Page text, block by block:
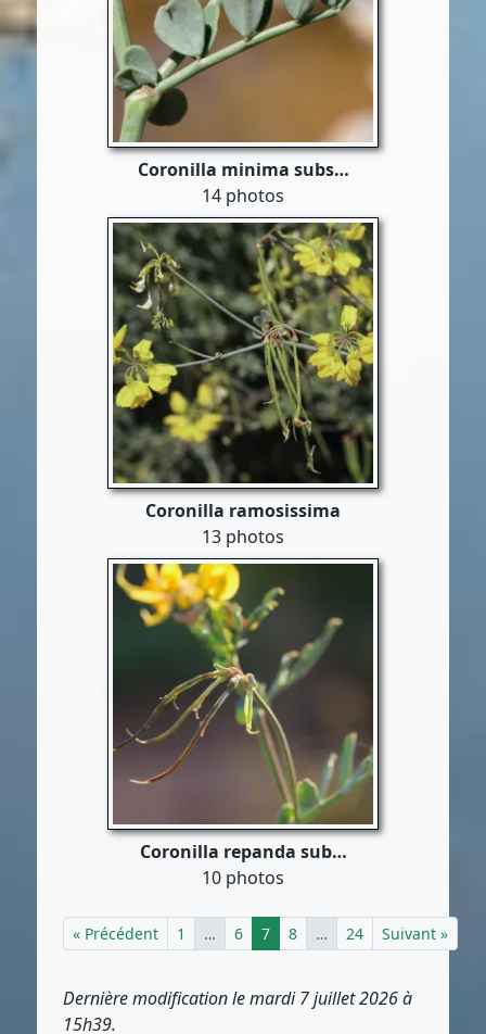
Coronilla minima subs…
14 photos
Coronilla ramosissima
13 photos
Coronilla repanda sub…
10 photos
« Précédent 1 … 6 7 8 … 24 Suivant »
Dernière modification le mardi 7 juillet 2026 à
15h39.